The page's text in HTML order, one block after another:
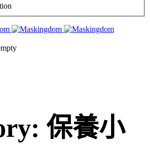
保養小